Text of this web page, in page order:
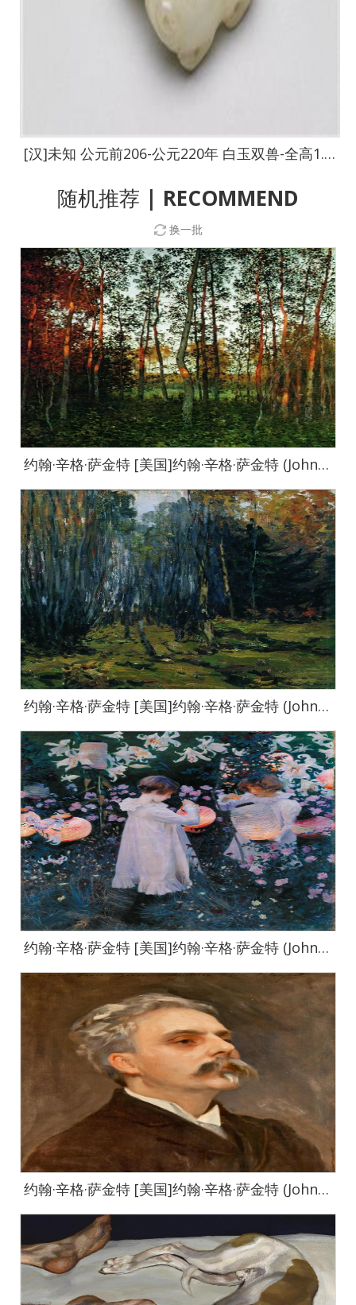
[汉]未知 公元前206-公元220年 白玉双兽-全高1.9cm 长3.1cm 宽3.5cm
随机推荐 | RECOMMEND
换一批
约翰·辛格·萨金特 [美国]约翰·辛格·萨金特 (John Singer Sargent)作品集-0030
约翰·辛格·萨金特 [美国]约翰·辛格·萨金特 (John Singer Sargent)作品集-0275
约翰·辛格·萨金特 [美国]约翰·辛格·萨金特 (John Singer Sargent)作品集-0383
约翰·辛格·萨金特 [美国]约翰·辛格·萨金特 (John Singer Sargent)作品集-0395